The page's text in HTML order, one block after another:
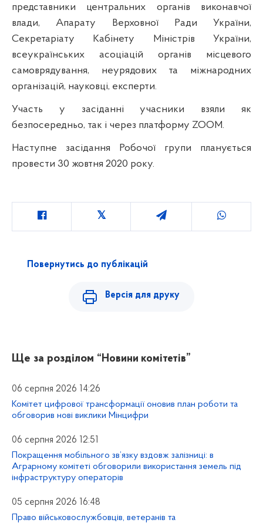
представники центральних органів виконавчої
влади, Апарату Верховної Ради України,
Секретаріату Кабінету Міністрів України,
всеукраїнських асоціацій органів місцевого
самоврядування, неурядових та міжнародних
організацій, науковці, експерти.
Участь у засіданні учасники взяли як
безпосередньо, так і через платформу ZOOM.
Наступне засідання Робочої групи планується
провести 30 жовтня 2020 року.
Повернутись до публікацій
Версія для друку
Ще за розділом “Новини комітетів”
06 серпня 2026 14:26
Комітет цифрової трансформації оновив план роботи та
обговорив нові виклики Мінцифри
06 серпня 2026 12:51
Покращення мобільного зв’язку вздовж залізниці: в
Аграрному комітеті обговорили використання земель під
інфраструктуру операторів
05 серпня 2026 16:48
Право військовослужбовців, ветеранів та